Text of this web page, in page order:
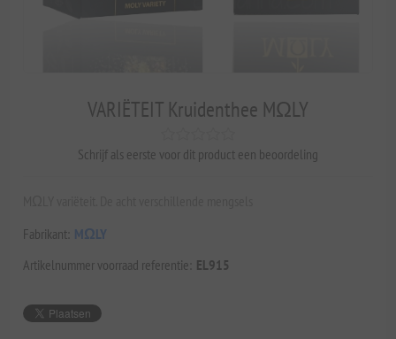
VARIËTEIT Kruidenthee MΩLY
Schrijf als eerste voor dit product een beoordeling
Fabrikant: MΩLY
Artikelnummer voorraad referentie: EL915